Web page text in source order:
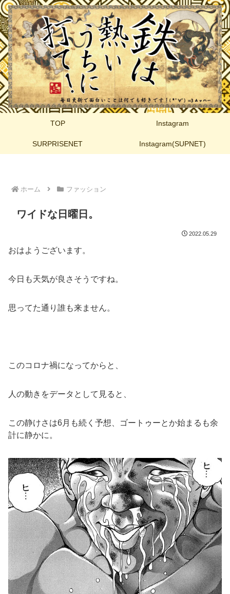
TOP Instagram
SURPRISENET Instagram(SUPNET)
ホーム ファッション
ワイドな日曜日。
2022.05.29
おはようございます。
今日も天気が良さそうですね。
思ってた通り誰も来ません。
このコロナ禍になってからと、
人の動きをデータとして見ると、
この静けさは6月も続く予想、ゴートゥーとか始まるも余
計に静かに。